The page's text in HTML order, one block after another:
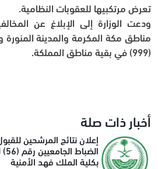
تعرض مرتكبيها للعقوبات النظامية.
(999) في بقية مناطق المملكة.
أخبار ذات صلة
إعلان نتائج المرشحين
بكلية الملك فهد الأمنية